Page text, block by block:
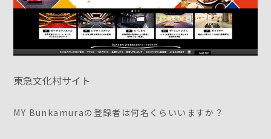
東急文化村サイト
MY Bunkamuraの登録者は何名くらいいますか？